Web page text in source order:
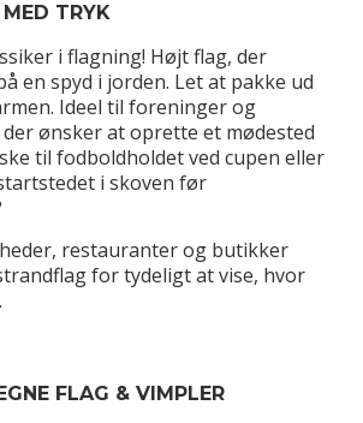
TRYK
i flagning! Højt flag, der
en spyd i jorden. Let at pakke ud
Ideel til foreninger og
ønsker at oprette et mødested
til fodboldholdet ved cupen eller
i skoven før
restauranter og butikker
for tydeligt at vise, hvor
FLAG & VIMPLER